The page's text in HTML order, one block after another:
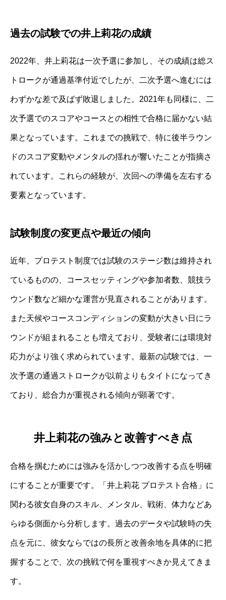
過去の試験での井上莉花の成績
2022年、井上莉花は一次予選に参加し、その成績は総ス
トロークが通過基準付近でしたが、二次予選へ進むには
わずかな差で及ばず敗退しました。2021年も同様に、二
次予選でのスコアやコースとの相性で合格に届かない結
果となっています。これまでの挑戦で、特に後半ラウン
ドのスコア変動やメンタルの揺れが響いたことが指摘さ
れています。これらの経験が、次回への準備を左右する
要素となっています。
試験制度の変更点や最近の傾向
近年、プロテスト制度では試験のステージ数は維持され
ているものの、コースセッティングや参加者数、競技ラ
ウンド数など細かな運営が見直されることがあります。
また天候やコースコンディションの変動が大きい日にラ
ウンドが組まれることも増えており、受験者には環境対
応力がより強く求められています。最新の試験では、一
次予選の通過ストロークが以前よりもタイトになってき
ており、総合力が重視される傾向が顕著です。
井上莉花の強みと改善すべき点
合格を掴むためには強みを活かしつつ改善する点を明確
にすることが重要です。「井上莉花 プロテスト合格」に
関わる彼女自身のスキル、メンタル、戦術、体力などあ
らゆる側面から分析します。過去のデータや試験時の失
点を元に、彼女ならではの長所と改善余地を具体的に把
握することで、次の挑戦で何を重視すべきか見えてきま
す。